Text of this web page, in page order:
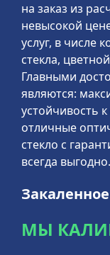
на заказ из
невысокой
услуг, в числе
стекла,
Главными
являются:
устойчивость
отличные
стекло с
всегда выгодно.
МЫ